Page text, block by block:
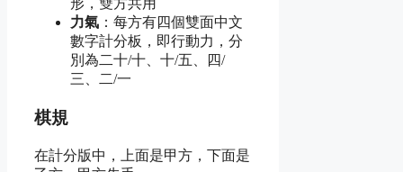
形，雙方共用
力氣 ：每方有四個雙面中文
數字計分板，即行動力，分
別為二十/十、十/五、四/
三、二/一
棋規
在計分版中，上面是甲方，下面是